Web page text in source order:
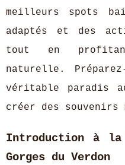
meilleurs spots
adaptés et des
tout en
naturelle.
véritable paradis
créer des souvenirs
Introduction à la
Gorges du Verdon